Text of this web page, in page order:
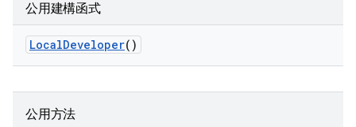
公用建構函式
LocalDeveloper()
公用方法